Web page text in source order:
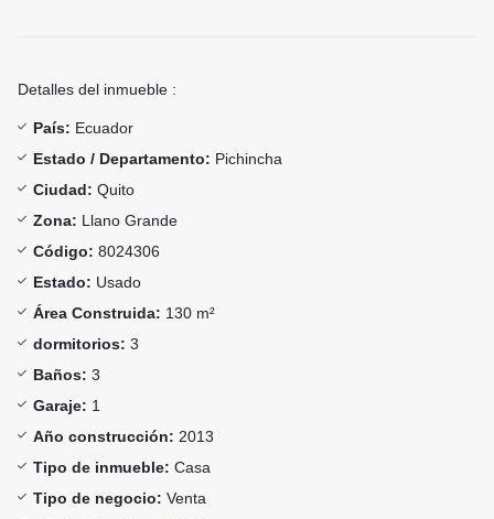
Detalles del inmueble :
País: Ecuador
Estado / Departamento: Pichincha
Ciudad: Quito
Zona: Llano Grande
Código: 8024306
Estado: Usado
Área Construida: 130 m²
dormitorios: 3
Baños: 3
Garaje: 1
Año construcción: 2013
Tipo de inmueble: Casa
Tipo de negocio: Venta